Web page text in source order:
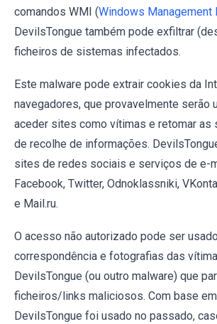
comandos WMI (Windows Management
DevilsTongue também pode exfiltrar
ficheiros de sistemas infectados.
Este malware pode extrair cookies da
navegadores, que provavelmente serão
aceder sites como vítimas e retomar as
de recolhe de informações.
sites de redes sociais e serviços de e-
Facebook, Twitter, Odnoklassniki,
e Mail.ru.
O acesso não autorizado pode ser
correspondência e fotografias das
DevilsTongue (ou outro malware) que
ficheiros/links maliciosos. Com base
DevilsTongue foi usado no passado,